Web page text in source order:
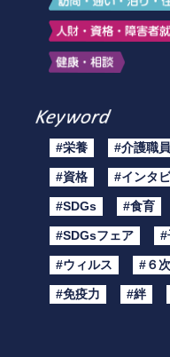
#栄養 #介護職
#資格 #インタ
#SDGs #食育
#SDGsフェア #
#ウィルス #６
#免疫力 #絆